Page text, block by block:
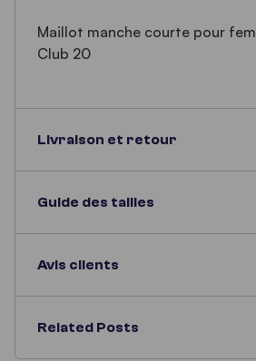
Maillot manche courte pour
Club 20
Livraison et retour
Guide des tailles
Avis clients
Related Posts